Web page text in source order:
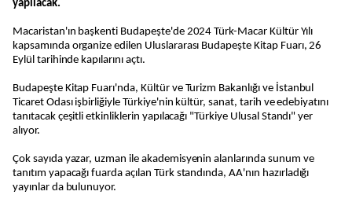
yapılacak.
Macaristan'ın başkenti Budapeşte'de 2024 Türk-Macar Kültür Yılı
kapsamında organize edilen Uluslararası Budapeşte Kitap Fuarı, 26
Eylül tarihinde kapılarını açtı.
Budapeşte Kitap Fuarı'nda, Kültür ve Turizm Bakanlığı ve İstanbul
Ticaret Odası işbirliğiyle Türkiye'nin kültür, sanat, tarih ve edebiyatını
tanıtacak çeşitli etkinliklerin yapılacağı "Türkiye Ulusal Standı" yer
alıyor.
Çok sayıda yazar, uzman ile akademisyenin alanlarında sunum ve
tanıtım yapacağı fuarda açılan Türk standında, AA'nın hazırladığı
yayınlar da bulunuyor.